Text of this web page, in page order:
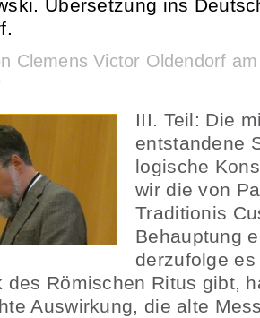
Übersetzung ins
Clemens Victor Oldendorf
III. Teil: Die
entstandene
logische
wir die von
Traditionis
Behauptung
derzufolge
des Römischen Ritus gibt,
Auswirkung, die alte